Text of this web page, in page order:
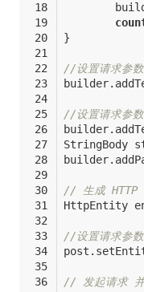
}
//设置请求参数
//设置请求参数
StringBody
// 生成 HTTP
HttpEntity
// 发起请求 并